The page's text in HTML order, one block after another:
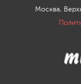
Москва,